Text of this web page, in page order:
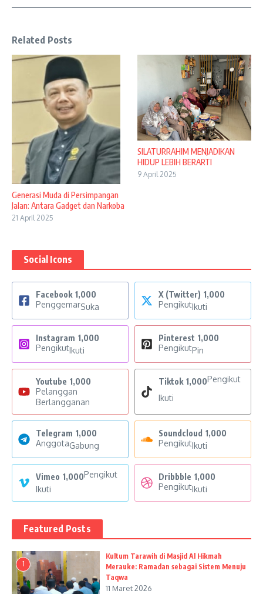
Related Posts
Generasi Muda di Persimpangan
Jalan: Antara Gadget dan Narkoba
21 April 2025
SILATURRAHIM MENJADIKAN
HIDUP LEBIH BERARTI
9 April 2025
Social Icons
Facebook 1,000
PenggemarSuka
X (Twitter) 1,000
PengikutIkuti
Instagram 1,000
PengikutIkuti
Pinterest 1,000
PengikutPin
Youtube 1,000
Pelanggan
Berlangganan
Tiktok 1,000Pengikut
Ikuti
Telegram 1,000
AnggotaGabung
Soundcloud 1,000
PengikutIkuti
Vimeo 1,000Pengikut
Ikuti
Dribbble 1,000
PengikutIkuti
Featured Posts
1
Kultum Tarawih di Masjid Al Hikmah
Merauke: Ramadan sebagai Sistem Menuju
Taqwa
11 Maret 2026